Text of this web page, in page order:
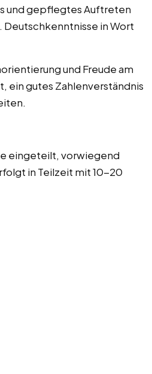
und gepflegtes Auftreten
in Wort
und Freude am
ein gutes Zahlenverständnis
eingeteilt, vorwiegend
in Teilzeit mit 10-20